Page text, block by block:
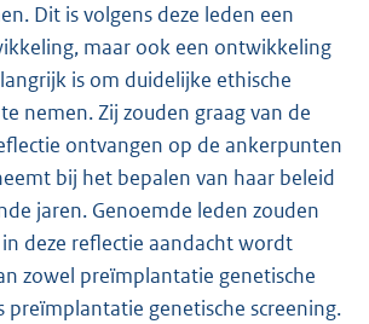
Dit is volgens deze leden een
maar ook een ontwikkeling
is om duidelijke ethische
nemen. Zij zouden graag van de
ontvangen op de ankerpunten
bij het bepalen van haar beleid
jaren. Genoemde leden zouden
deze reflectie aandacht wordt
zowel preïmplantatie genetische
preïmplantatie genetische screening.